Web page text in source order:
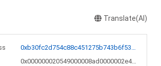
Translate(AI)
0xb30fc2d754c88c451275b743b6f530f19f643683
0x000000020549000008ad0000002e4564